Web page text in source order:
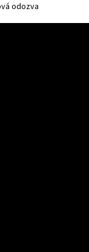
odozva